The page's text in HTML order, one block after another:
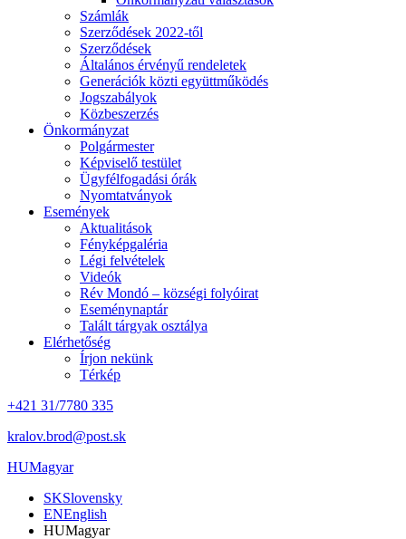
Számlák
Szerződések 2022-től
Szerződések
Általános érvényű rendeletek
Generációk közti együttműködés
Jogszabályok
Közbeszerzés
Önkormányzat
Polgármester
Képviselő testület
Ügyfélfogadási órák
Nyomtatványok
Események
Aktualitások
Fényképgaléria
Légi felvételek
Videók
Rév Mondó – községi folyóirat
Eseménynaptár
Talált tárgyak osztálya
Elérhetőség
Írjon nekünk
Térkép
+421 31/7780 335
kralov.brod@post.sk
HUMagyar
SKSlovensky
ENEnglish
HUMagyar